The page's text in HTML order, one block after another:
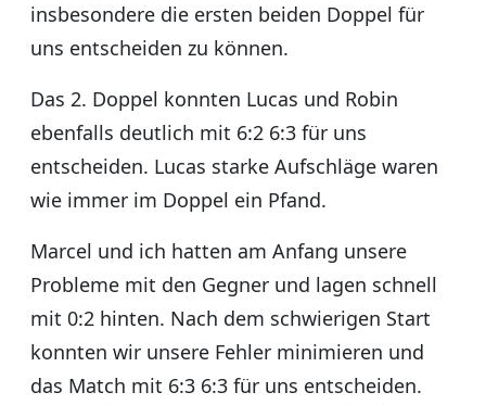
insbesondere die ersten beiden Doppel für
uns entscheiden zu können.
Das 2. Doppel konnten Lucas und Robin
ebenfalls deutlich mit 6:2 6:3 für uns
entscheiden. Lucas starke Aufschläge waren
wie immer im Doppel ein Pfand.
Marcel und ich hatten am Anfang unsere
Probleme mit den Gegner und lagen schnell
mit 0:2 hinten. Nach dem schwierigen Start
konnten wir unsere Fehler minimieren und
das Match mit 6:3 6:3 für uns entscheiden.